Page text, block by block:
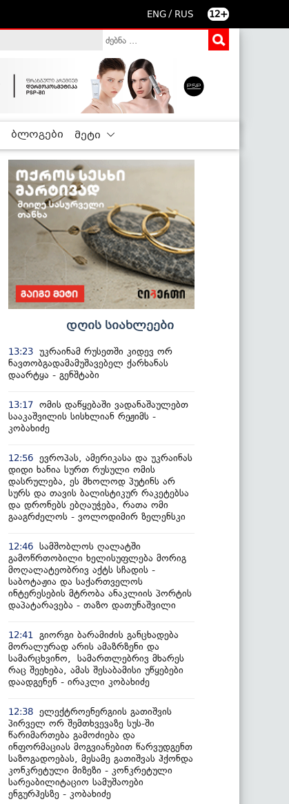
ENG / RUS 12+
ბლოგები მეტი
დღის სიახლეები
13:23 უკრაინამ რუსეთში კიდევ ორ
ნავთობგადამამუშავებელ ქარხანას
დაარტყა - გენშტაბი
13:17 ომის დაწყებაში ვადანაშაულებთ
სააკაშვილის სისხლიან რეჟიმს -
კობახიძე
12:56 ევროპას, ამერიკასა და უკრაინას
დიდი ხანია სურთ რუსული ომის
დასრულება, ეს მხოლოდ პუტინს არ
სურს და თავის ბალისტიკურ რაკეტებსა
და დრონებს ებღაუჭება, რათა ომი
გააგრძელოს - ვოლოდიმირ ზელენსკი
12:46 სამშობლოს ღალატში
გამოწრთობილი ხელისუფლება მორიგ
მოღალატეობრივ აქტს სჩადის -
საბოტაჟია და საქართველოს
ინტერესების მტრობა ანაკლიის პორტის
დაპატარავება - თაზო დათუნაშვილი
12:41
გიორგი ბარამიძის განცხადება
მორალურად არის ამაზრზენი და
სამარცხვინო, სამართლებრივ მხარეს
რაც შეეხება, ამას შესაბამისი უწყებები
დაადგენენ - ირაკლი კობახიძე
12:38 ელექტროენერგიის გათიშვის
პირველ ორ შემთხვევაზე სუს-ში
წარიმართება გამოძიება და
ინფორმაციას მოგვიანებით წარვუდგენთ
საზოგადოებას, მესამე გათიშვას ჰქონდა
კონკრეტული მიზეზი - კონკრეტული
სარეაბილიტაციო სამუშაოები
ენგურჰესზე - კობახიძე